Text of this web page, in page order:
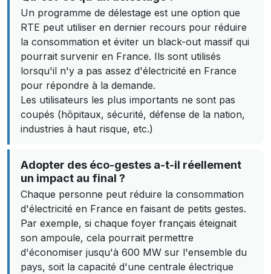
Un programme de délestage est une option que
RTE peut utiliser en dernier recours pour réduire
la consommation et éviter un black-out massif qui
pourrait survenir en France. Ils sont utilisés
lorsqu'il n'y a pas assez d'électricité en France
pour répondre à la demande.
Les utilisateurs les plus importants ne sont pas
coupés (hôpitaux, sécurité, défense de la nation,
industries à haut risque, etc.)
Adopter des éco-gestes a-t-il réellement
un impact au final ?
Chaque personne peut réduire la consommation
d'électricité en France en faisant de petits gestes.
Par exemple, si chaque foyer français éteignait
son ampoule, cela pourrait permettre
d'économiser jusqu'à 600 MW sur l'ensemble du
pays, soit la capacité d'une centrale électrique